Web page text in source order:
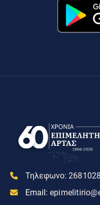
Τηλεφωνο:
Email: